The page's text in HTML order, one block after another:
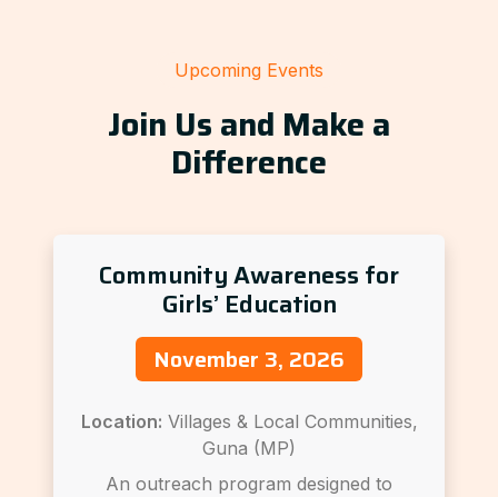
Upcoming Events
Join Us and Make a
Difference
Community Awareness for
Girls’ Education
November 3, 2026
Location: Villages & Local Communities,
Guna (MP)
An outreach program designed to